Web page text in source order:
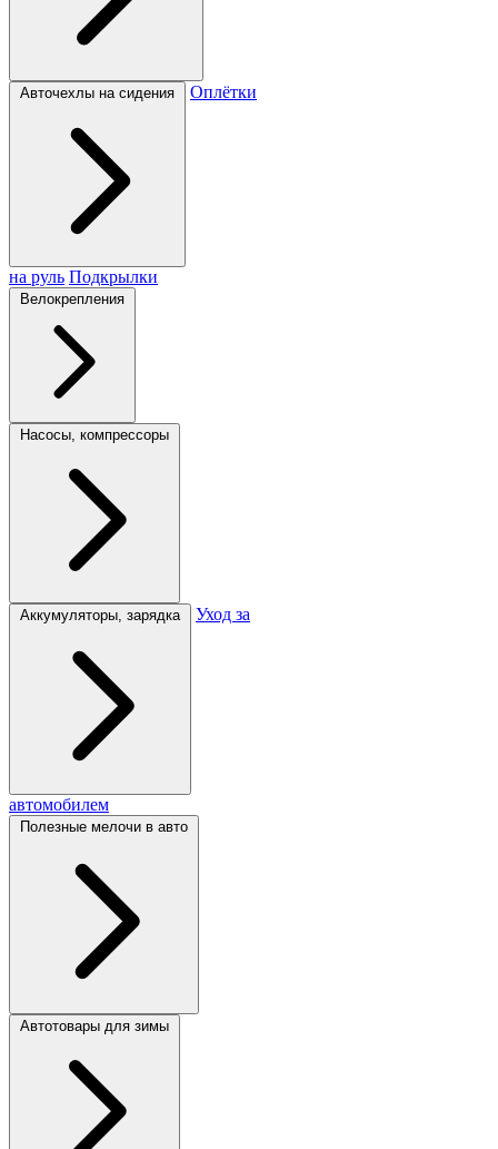
Авточехлы на сидения Оплётки
на руль Подкрылки
Велокрепления
Насосы, компрессоры
Аккумуляторы, зарядка Уход за
автомобилем
Полезные мелочи в авто
Автотовары для зимы